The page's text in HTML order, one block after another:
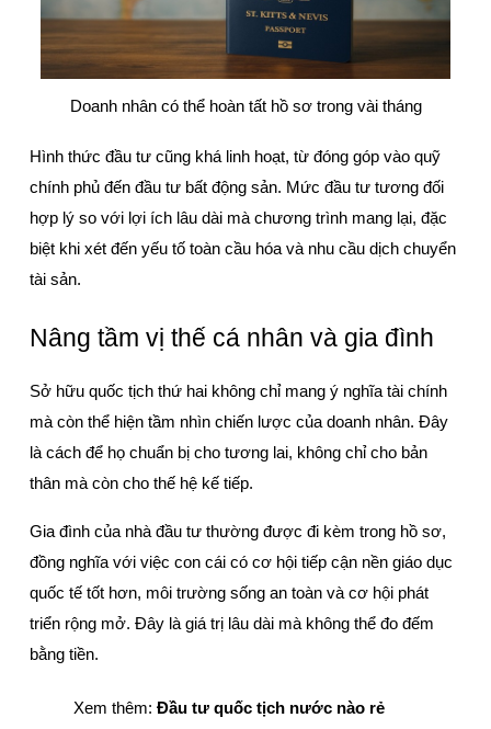
Doanh nhân có thể hoàn tất hồ sơ trong vài tháng
Hình thức đầu tư cũng khá linh hoạt, từ đóng góp vào quỹ
chính phủ đến đầu tư bất động sản. Mức đầu tư tương đối
hợp lý so với lợi ích lâu dài mà chương trình mang lại, đặc
biệt khi xét đến yếu tố toàn cầu hóa và nhu cầu dịch chuyển
tài sản.
Nâng tầm vị thế cá nhân và gia đình
Sở hữu quốc tịch thứ hai không chỉ mang ý nghĩa tài chính
mà còn thể hiện tầm nhìn chiến lược của doanh nhân. Đây
là cách để họ chuẩn bị cho tương lai, không chỉ cho bản
thân mà còn cho thế hệ kế tiếp.
Gia đình của nhà đầu tư thường được đi kèm trong hồ sơ,
đồng nghĩa với việc con cái có cơ hội tiếp cận nền giáo dục
quốc tế tốt hơn, môi trường sống an toàn và cơ hội phát
triển rộng mở. Đây là giá trị lâu dài mà không thể đo đếm
bằng tiền.
Xem thêm: Đầu tư quốc tịch nước nào rẻ